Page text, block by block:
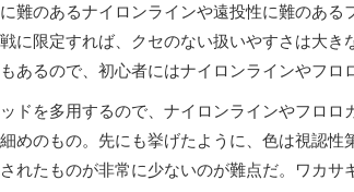
難のあるナイロンラインや遠投性に難のある
に限定すれば、クセのない扱いやすさは大き
あるので、初心者にはナイロンラインやフロ
ドを多用するので、ナイロンラインやフロ
めのもの。先にも挙げたように、色は視認
れたものが非常に少ないのが難点だ。ワカ